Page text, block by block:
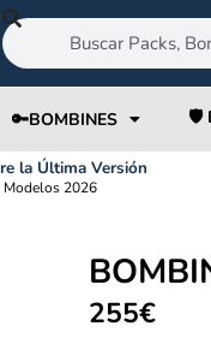
🔑BOMBINES 🛡️
la Última Versión
Modelos 2026
255€